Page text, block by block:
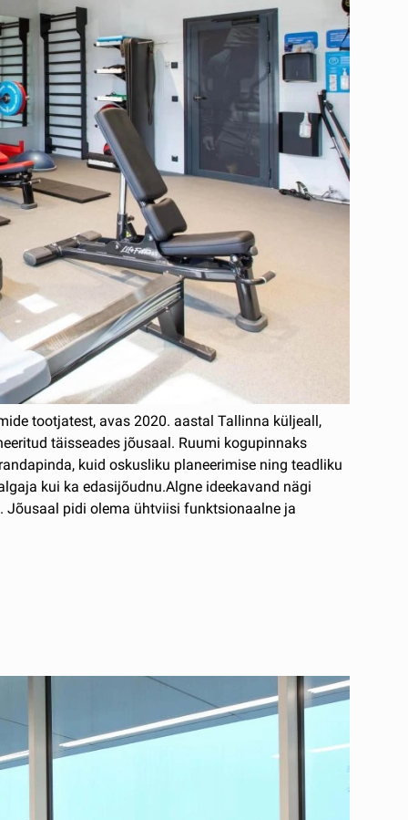
tootjatest, avas 2020. aastal Tallinna küljeall,
täisseades jõusaal. Ruumi kogupinnaks
kuid oskusliku planeerimise ning teadliku
kui ka edasijõudnu.Algne ideekavand nägi
Jõusaal pidi olema ühtviisi funktsionaalne ja